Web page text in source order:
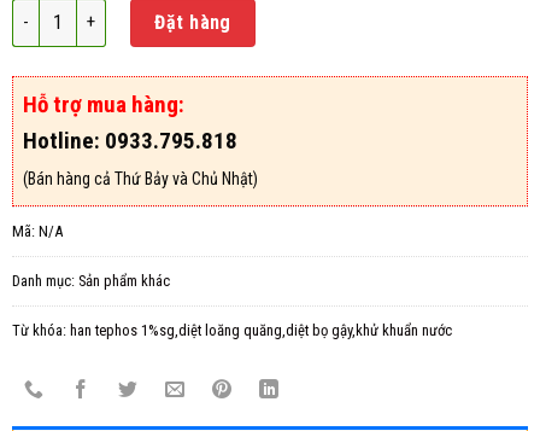
Thuốc loăng quăng bọ gậy Han-Tephos 1% SG số lượng
Đặt hàng
Hỗ trợ mua hàng:
Hotline: 0933.795.818
(Bán hàng cả Thứ Bảy và Chủ Nhật)
Mã: N/A
Danh mục: Sản phẩm khác
Từ khóa: han tephos 1%sg,diệt loăng quăng,diệt bọ gậy,khử khuẩn nước